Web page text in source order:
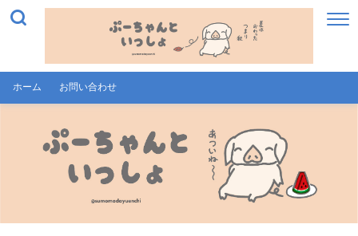
ホーム お問い合わせ